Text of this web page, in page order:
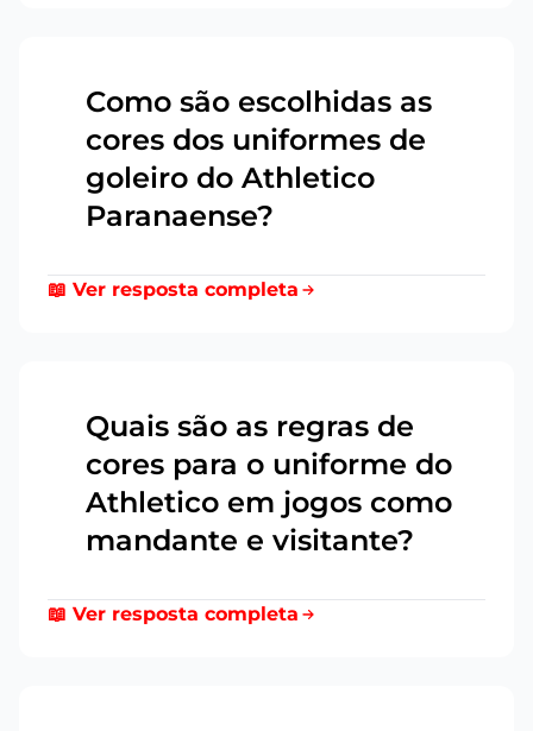
Como são escolhidas as
cores dos uniformes de
goleiro do Athletico
Paranaense?
📖 Ver resposta completa
Quais são as regras de
cores para o uniforme do
Athletico em jogos como
mandante e visitante?
📖 Ver resposta completa